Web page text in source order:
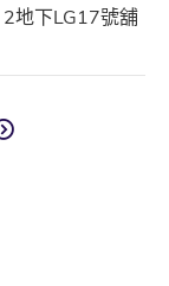
2地下LG17號舖